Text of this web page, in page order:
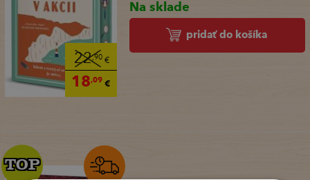
22,90€
18,09€
Na sklade
pridať do košíka
TOP
TOP